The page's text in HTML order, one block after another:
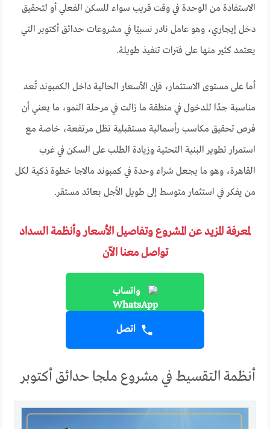
الاستفادة من الوحدة في وقت قريب سواء للسكن الفعلي أو لتحقيق
دخل إيجاري، وهو عامل نادر نسبيًا في مشروعات حدائق أكتوبر التي
يعتمد كثير منها على فترات تنفيذ طويلة.
أما على مستوى الاستثمار، فإن الأسعار الحالية داخل الكمبوند تُعد
مناسبة جدًا للدخول في منطقة ما زالت في مرحلة النمو، ما يعني أن
فرص تحقيق مكاسب رأسمالية مستقبلية تظل مرتفعة، خاصة مع
استمرار تطوير البنية التحتية وزيادة الطلب على السكن في غرب
القاهرة، وهو ما يجعل شراء وحدة في كمبوند مالاجا خطوة ذكية لكل
من يفكر في استثمار متوسط إلى طويل الأجل بعائد مستقر.
لمعرفة المزيد عن المشروع وتفاصيل الأسعار وأنظمة السداد
تواصل معنا الآن
واتساب
اتصل
أنظمة التقسيط في مشروع ملجا حدائق أكتوبر